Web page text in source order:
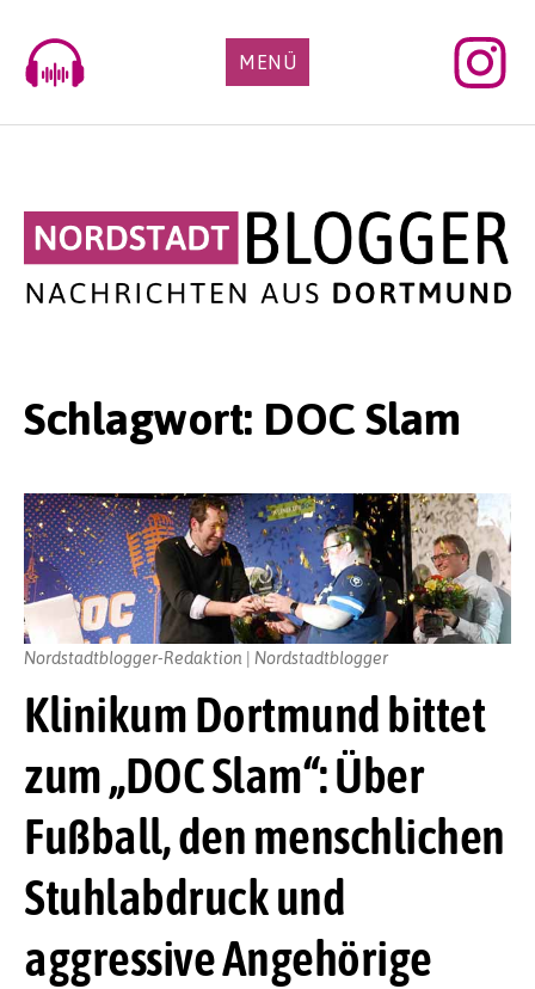
content
MENÜ
Schlagwort: DOC Slam
Klinikum Dortmund bittet
zum „DOC Slam“: Über
Fußball, den menschlichen
Stuhlabdruck und
aggressive Angehörige
Nordstadtblogger-Redaktion | Nordstadtblogger